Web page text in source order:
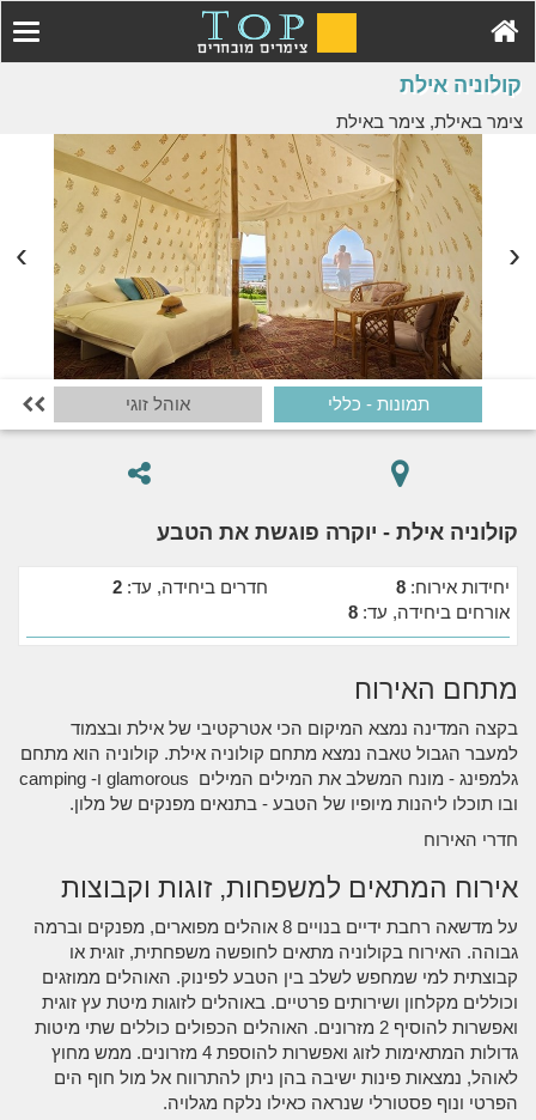
קולוניה אילת
צימר באילת, צימר באילת
תמונות - כללי אוהל זוגי 
קולוניה אילת - יוקרה פוגשת את הטבע
יחידות אירוח: 8 חדרים ביחידה, עד: 2
אורחים ביחידה, עד: 8
מתחם האירוח
בקצה המדינה נמצא המיקום הכי אטרקטיבי של אילת ובצמוד
למעבר הגבול טאבה נמצא מתחם קולוניה אילת. קולוניה הוא מתחם
גלמפינג - מונח המשלב את המילים המילים glamorous ו- camping
ובו תוכלו ליהנות מיופיו של הטבע - בתנאים מפנקים של מלון.
חדרי האירוח
אירוח המתאים למשפחות, זוגות וקבוצות
על מדשאה רחבת ידיים בנויים 8 אוהלים מפוארים, מפנקים וברמה
גבוהה. האירוח בקולוניה מתאים לחופשה משפחתית, זוגית או
קבוצתית למי שמחפש לשלב בין הטבע לפינוק. האוהלים ממוזגים
וכוללים מקלחון ושירותים פרטיים. באוהלים לזוגות מיטת עץ זוגית
ואפשרות להוסיף 2 מזרונים. האוהלים הכפולים כוללים שתי מיטות
גדולות המתאימות לזוג ואפשרות להוספת 4 מזרונים. ממש מחוץ
לאוהל, נמצאות פינות ישיבה בהן ניתן להתרווח אל מול חוף הים
הפרטי ונוף פסטורלי שנראה כאילו נלקח מגלויה.